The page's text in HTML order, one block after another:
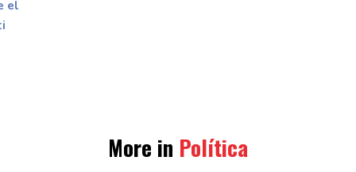
el
More in Política